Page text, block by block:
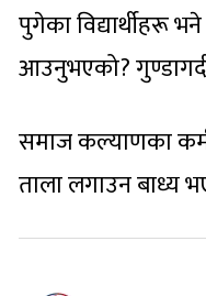
पुगेका विद्यार्थीहरू
आउनुभएको?
समाज कल्याणका
ताला लगाउन बाध्य